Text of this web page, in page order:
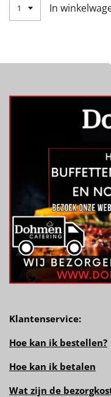
In
Klantenservice:
Hoe kan ik bestellen?
Hoe kan ik betalen
Wat zijn de